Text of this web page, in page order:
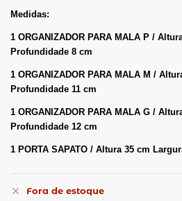
Medidas:
1 ORGANIZADOR PARA MALA P /
Profundidade 8 cm
1 ORGANIZADOR PARA MALA M /
Profundidade 11 cm
1 ORGANIZADOR PARA MALA G /
Profundidade 12 cm
1 PORTA SAPATO / Altura 35 cm
Fora de estoque